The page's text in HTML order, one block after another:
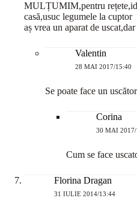
MULȚUMIM,pentru
casă,usuc legumele la cuptor
aș vrea un aparat de
Valentin
28 MAI 2017/15:40
Se poate face un
Corina
30 MAI 2017/
Cum se face
Florina Dragan
31 IULIE 2014/13:44